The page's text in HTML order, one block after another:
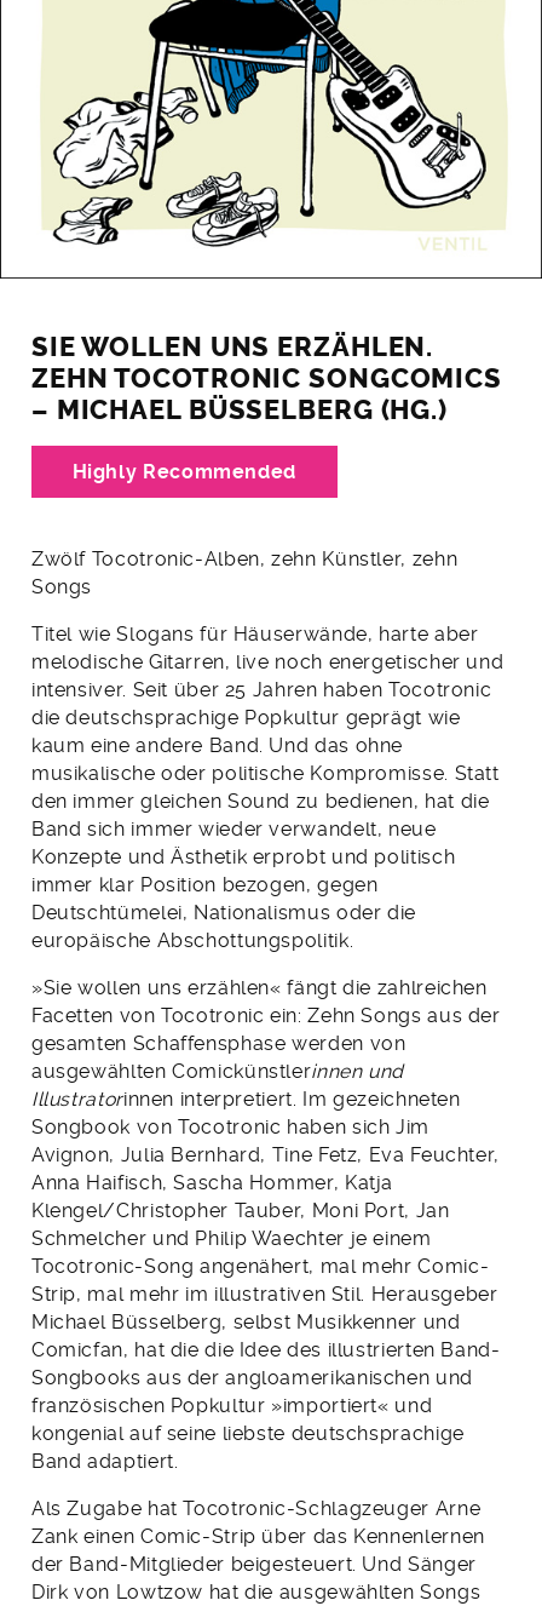
SIE WOLLEN UNS ERZÄHLEN.
ZEHN TOCOTRONIC SONGCOMICS
– MICHAEL BÜSSELBERG (HG.)
Highly Recommended
Zwölf Tocotronic-Alben, zehn Künstler, zehn
Songs
Titel wie Slogans für Häuserwände, harte aber
melo­dische Gitarren, live noch energetischer und
intensiver. Seit über 25 Jahren haben Tocotronic
die deutschsprachige Popkultur geprägt wie
kaum eine andere Band. Und das ohne
musikalische oder politische Kompromisse. Statt
den immer gleichen Sound zu bedienen, hat die
Band sich immer wieder verwandelt, neue
Konzepte und Ästhetik erprobt und politisch
immer klar Position bezogen, gegen
Deutschtümelei, Nationalismus oder die
europäische Abschottungspolitik.
»Sie wollen uns erzählen« fängt die zahlreichen
Facetten von Tocotronic ein: Zehn Songs aus der
gesamten Schaffensphase werden von
ausgewählten Comic­künstlerinnen und
Illustratorinnen interpretiert. Im gezeichneten
Songbook von Tocotronic haben sich Jim
Avignon, Julia Bernhard, Tine Fetz, Eva Feuchter,
Anna Haifisch, Sascha Hommer, Katja
Klengel/Christopher Tauber, Moni Port, Jan
Schmelcher und Philip Waechter je einem
Tocotronic-Song angenähert, mal mehr Comic-
Strip, mal mehr im illustrativen Stil. Herausgeber
Michael Büsselberg, selbst Musikkenner und
Comicfan, hat die die Idee des illustrierten Band-
Songbooks aus der angloamerikanischen und
französischen Popkultur »importiert« und
kongenial auf seine liebste deutschsprachige
Band adaptiert.
Als Zugabe hat Tocotronic-Schlagzeuger Arne
Zank einen Comic-Strip über das Kennenlernen
der Band-Mitglieder beigesteuert. Und Sänger
Dirk von Lowtzow hat die ausgewählten Songs